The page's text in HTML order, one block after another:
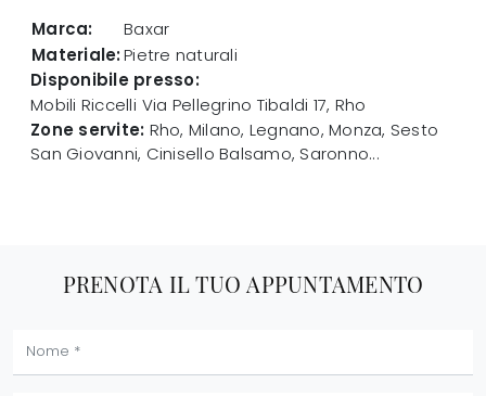
Marca:
Baxar
Materiale:Pietre naturali
Disponibile presso:
Mobili Riccelli Via Pellegrino Tibaldi 17, Rho
Zone servite: Rho, Milano, Legnano, Monza, Sesto
San Giovanni, Cinisello Balsamo, Saronno...
PRENOTA IL TUO APPUNTAMENTO